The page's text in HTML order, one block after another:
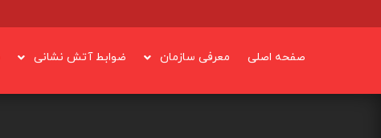
صفحه اصلی معرفی سازمان ضوابط آتش نشانی